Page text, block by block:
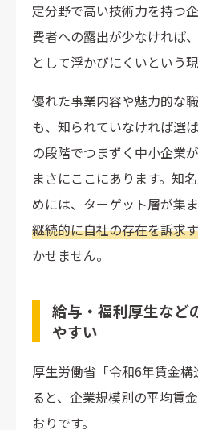
定分野で高い技術力を持つ
費者への露出が少なければ
として浮かびにくいという
優れた事業内容や魅力的な
も、知られていなければ選
の段階でつまずく中小企業
まさにここにあります。知
めには、ターゲット層が集
継続的に自社の存在を訴求
かせません。
給与・福利厚生など
やすい
厚生労働省「令和6年賃金
ると、企業規模別の平均賃
おりです。